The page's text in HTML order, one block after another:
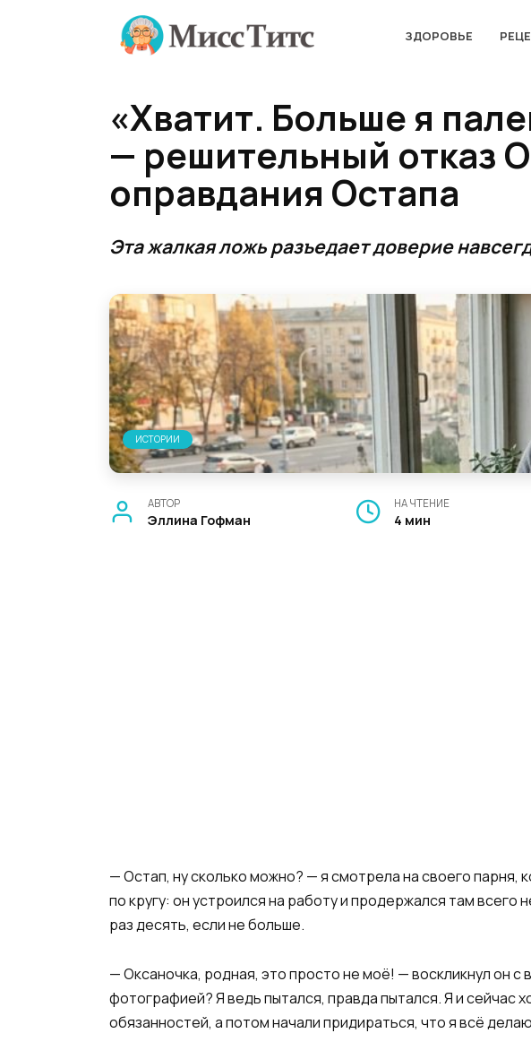
ЗДОРОВЬЕ
«Хватит. Больше я
— решительный отказ
оправдания Остапа
Эта жалкая ложь разъедает доверие
ИСТОРИИ
АВТОР
Эллина Гофман
НА ЧТЕНИЕ
4 мин
— Остап, ну сколько можно? — я смотрела на своего
по кругу: он устроился на работу и продержался там
раз десять, если не больше.
— Оксаночка, родная, это просто не моё! — воскликнул он
фотографией? Я ведь пытался, правда пытался. Я и сейчас
обязанностей, а потом начали придираться, что я всё